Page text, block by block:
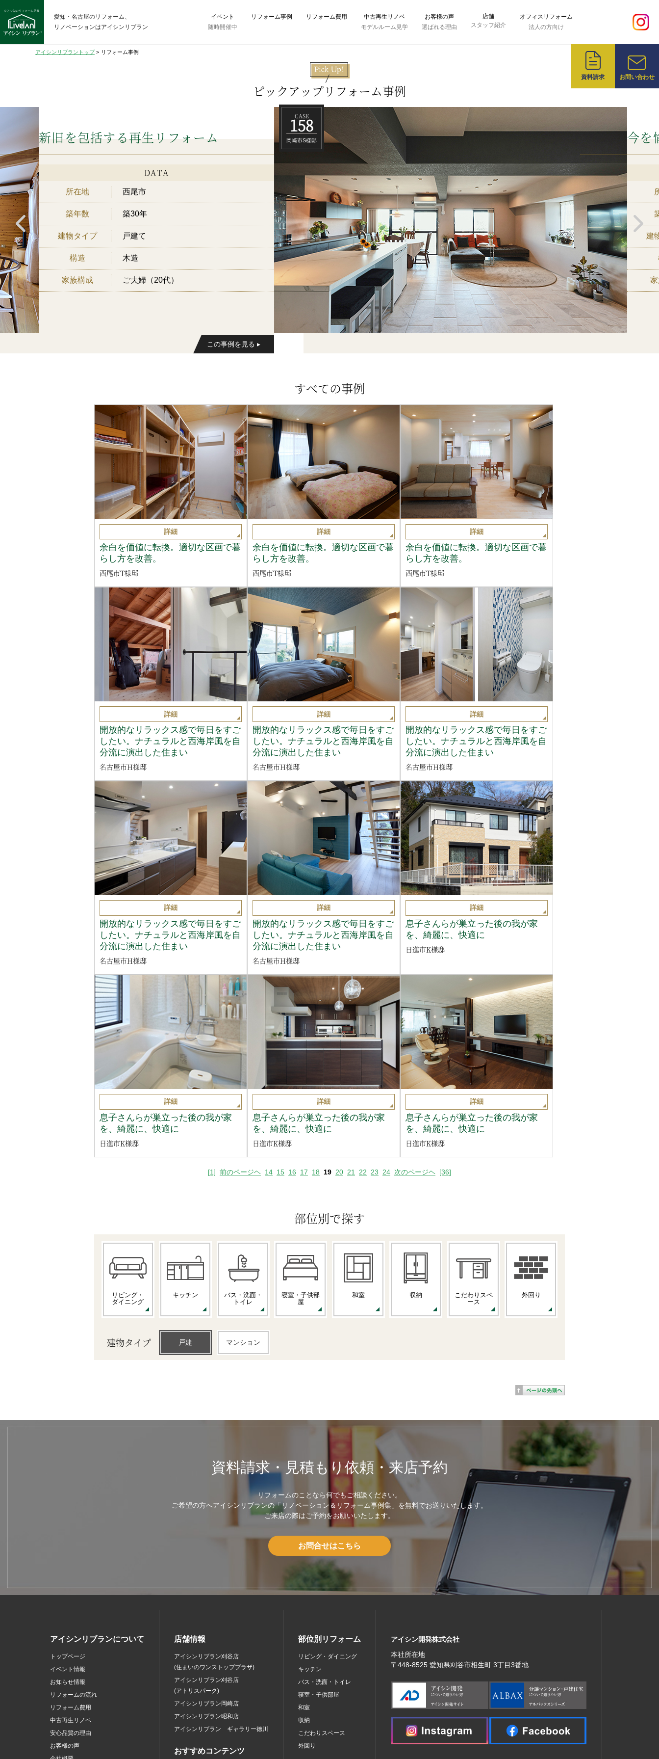
愛知・名古屋のリフォーム、
リノベーションはアイシンリブラン
イベント
随時開催中
リフォーム事例 リフォーム費用
中古再生リノベ
モデルルーム見学
お客様の声
選ばれる理由
店舗
スタッフ紹介
オフィスリフォーム
法人の方向け
資料請求 お問い合わせ
アイシンリブラントップ> リフォーム事例
ピックアップリフォーム事例
岡崎市S様邸 今を愉しみ、未来へ続く上質な暮らし
DATA
所在地 岡崎市
築年数 築29年
建物タイプ マンション
構造 RC造
家族構成 施主様、お子様（社会人）
安城市K
部位別で探す
リビング・
ダイニング
キッチン
バス・洗面・
トイレ
寝室・子供部
屋
和室 収納
こだわりスペ
ース
外回り
建物タイプ 戸建 マンション
すべての事例
詳細
余白を価値に転換。適切な区画で暮
らし方を改善。
西尾市T様邸
詳細
余白を価値に転換。適切な区画で暮
らし方を改善。
西尾市T様邸
詳細
余白を価値に転換。適切な区画で暮
らし方を改善。
西尾市T様邸
詳細
開放的なリラックス感で毎日をすご
したい。ナチュラルと西海岸風を自
分流に演出した住まい
名古屋市H様邸
詳細
開放的なリラックス感で毎日をすご
したい。ナチュラルと西海岸風を自
分流に演出した住まい
名古屋市H様邸
詳細
開放的なリラックス感で毎日をすご
したい。ナチュラルと西海岸風を自
分流に演出した住まい
名古屋市H様邸
詳細
開放的なリラックス感で毎日をすご
したい。ナチュラルと西海岸風を自
分流に演出した住まい
名古屋市H様邸
詳細
開放的なリラックス感で毎日をすご
したい。ナチュラルと西海岸風を自
分流に演出した住まい
名古屋市H様邸
詳細
息子さんらが巣立った後の我が家
を、綺麗に、快適に
日進市K様邸
詳細
息子さんらが巣立った後の我が家
を、綺麗に、快適に
日進市K様邸
詳細
息子さんらが巣立った後の我が家
を、綺麗に、快適に
日進市K様邸
詳細
息子さんらが巣立った後の我が家
を、綺麗に、快適に
日進市K様邸
[1] 前のページヘ 14 15 16 17 18 19 20 21 22 23 24 次のページヘ [36]
資料請求・見積もり依頼・来店予約
リフォームのことなら何でもご相談ください。
ご希望の方へアイシンリブランの「リノベーション＆リフォーム事例集」を無料でお送りいたします。
ご来店の際はご予約をお願いいたします。
お問合せはこちら
アイシンリブランについて
トップページ
イベント情報
お知らせ情報
リフォームの流れ
リフォーム費用
中古再生リノベ
安心品質の理由
お客様の声
店舗情報
アイシンリブラン刈谷店
(住まいのワンストッププラザ)
アイシンリブラン刈谷店
(アトリスパーク)
アイシンリブラン岡崎店
アイシンリブラン昭和店
アイシンリブラン ギャラリー徳川
おすすめコンテンツ
部位別リフォーム
リビング・ダイニング
キッチン
バス・洗面・トイレ
寝室・子供部屋
和室
収納
こだわりスペース
外回り
アイシン開発株式会社
本社所在地
〒448‐8525 愛知県刈谷市相生町 3丁目3番地